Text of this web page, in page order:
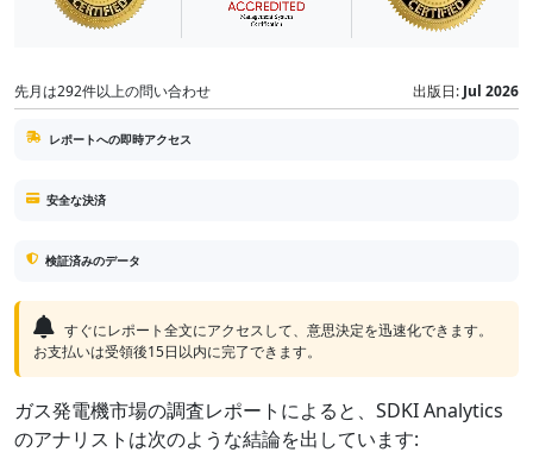
先月は292件以上の問い合わせ 出版日: Jul 2026
レポートへの即時アクセス
安全な決済
検証済みのデータ
すぐにレポート全文にアクセスして、意思決定を迅速化できます。
お支払いは受領後15日以内に完了できます。
ガス発電機市場の調査レポートによると、SDKI Analytics
のアナリストは次のような結論を出しています: